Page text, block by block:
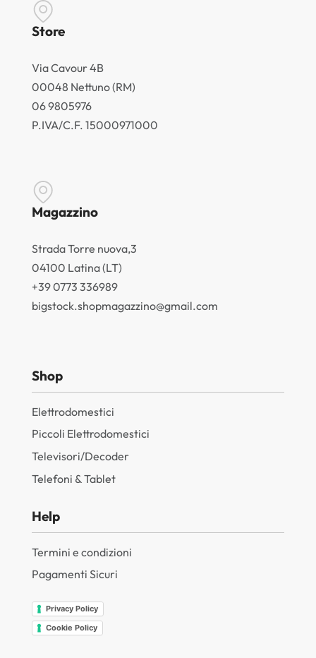
Store
Via Cavour 4B
00048 Nettuno (RM)
06 9805976
P.IVA/C.F. 15000971000
Magazzino
Strada Torre nuova,3
04100 Latina (LT)
+39 0773 336989
bigstock.shopmagazzino@gmail.com
Shop
Elettrodomestici
Piccoli Elettrodomestici
Televisori/Decoder
Telefoni & Tablet
Help
Termini e condizioni
Pagamenti Sicuri
Privacy Policy
Cookie Policy